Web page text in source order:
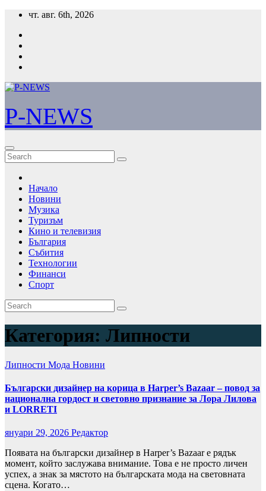
Skip
content
чт. авг. 6th, 2026
P-NEWS
Начало
Новини
Музика
Туризъм
Кино и телевизия
България
Събития
Технологии
Финанси
Спорт
Категория: Липности
Липности Мода Новини
Български дизайнер на корица в Harper’s Bazaar – повод за
национална гордост и световно признание за Лора Лилова
и LORRETI
януари 29, 2026 Редактор
Появата на български дизайнер в Harper’s Bazaar е рядък
момент, който заслужава внимание. Това е не просто личен
успех, а знак за мястото на българската мода на световната
сцена. Когато…